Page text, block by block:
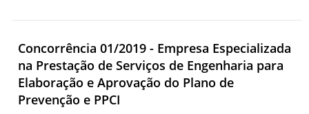
Concorrência 01/2019 - Empresa Especializada
na Prestação de Serviços de Engenharia para
Elaboração e Aprovação do Plano de
Prevenção e PPCI